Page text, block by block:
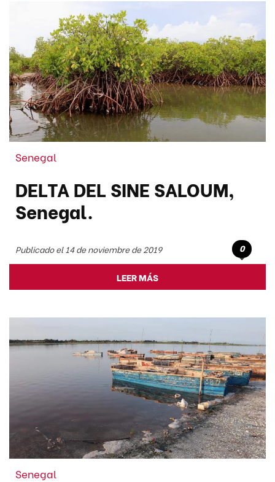
Senegal
DELTA DEL SINE SALOUM,
Senegal.
Publicado el 14 de noviembre de 2019 0
LEER MÁS
Senegal